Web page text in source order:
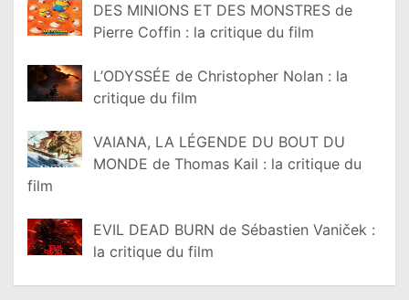
DES MINIONS ET DES MONSTRES de
Pierre Coffin : la critique du film
L’ODYSSÉE de Christopher Nolan : la
critique du film
VAIANA, LA LÉGENDE DU BOUT DU
MONDE de Thomas Kail : la critique du
film
EVIL DEAD BURN de Sébastien Vaniček :
la critique du film